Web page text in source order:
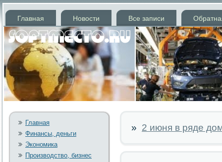
Главная Новости Все записи
Главная
Финансы, деньги
Экономика
Производство, бизнес
» 2 июня в ряде